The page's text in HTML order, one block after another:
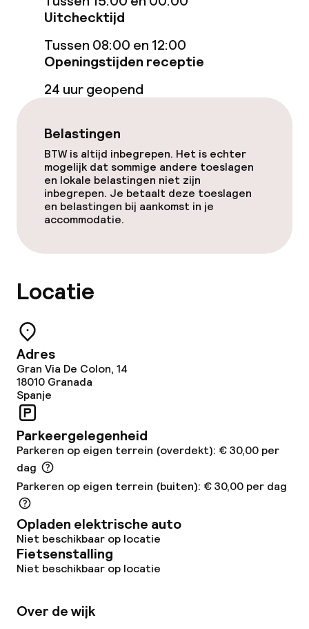
Fitnessruimte / gym
Entertainment
Gratis wifi
Zonneterras
Eet- en drinkgelegenheden
Restaurant
Eet- en drinkdiensten
Roomservice
Schoonmaakvoorzieningen
Wasservice
Beleid
Overal rookvrij
Uitchecktijd
Tussen 08:00 en 12:00
Openingstijden receptie
24 uur geopend
Belastingen
BTW is altijd inbegrepen. Het is echter
mogelijk dat sommige andere toeslagen
en lokale belastingen niet zijn
inbegrepen. Je betaalt deze toeslagen
en belastingen bij aankomst in je
accommodatie.
Locatie
Adres
Gran Via De Colon, 14
18010 Granada
Spanje
Parkeergelegenheid
Parkeren op eigen terrein (overdekt): € 30,00 per
dag
Parkeren op eigen terrein (buiten): € 30,00 per dag
Opladen elektrische auto
Niet beschikbaar op locatie
Fietsenstalling
Niet beschikbaar op locatie
Over de wijk